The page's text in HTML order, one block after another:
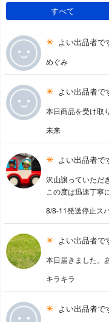
すべて
よい出品者で
めぐみ
よい出品者で
本日商品を受け取
未来
よい出品者で
沢山譲っていただ
この度は迅速丁寧
8/8-11発送停止ス
よい出品者で
本日届きました。
キラキラ
よい出品者で